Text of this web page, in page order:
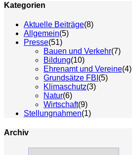
Kategorien
Aktuelle Beiträge(8)
Allgemein(5)
Presse(51)
Bauen und Verkehr(7)
Bildung(10)
Ehrenamt und Vereine(4)
Grundsätze FBI (5)
Klimaschutz(3)
Natur(6)
Wirtschaft(9)
Stellungnahmen(1)
Archiv